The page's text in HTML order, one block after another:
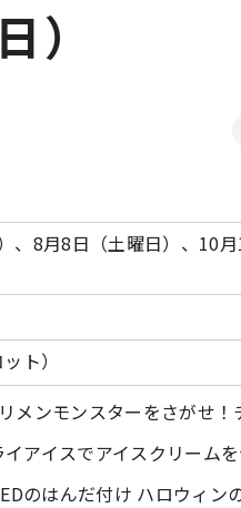
、8月8日（土曜日）、10
ト）
メンモンスターをさがせ
アイスでアイスクリーム
のはんだ付け ハロウィン